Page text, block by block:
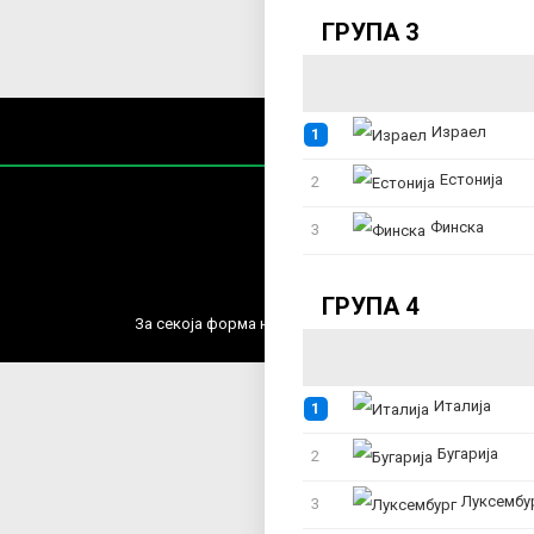
ГРУПА 3
1 Израел
2 Естонија
3 Финска
ГРУПА 4
1 Италија
2 Бугарија
3
За секоја форма на распространување,